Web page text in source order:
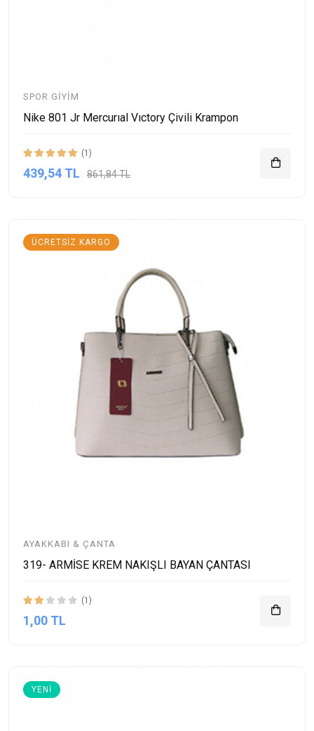
SPOR GIYIM
Nike 801 Jr Mercurıal Vıctory Çivili Krampon
(1)
439,54 TL 861,84 TL
ÜCRETSIZ KARGO
AYAKKABI & ÇANTA
319- ARMİSE KREM NAKIŞLI BAYAN ÇANTASI
(1)
1,00 TL
YENI